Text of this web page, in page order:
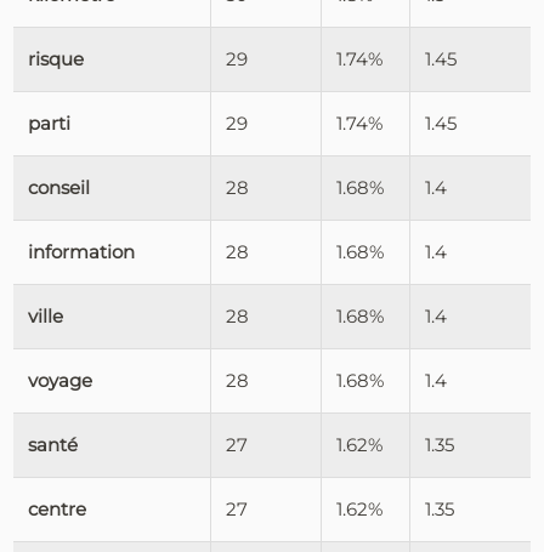
risque 29 1.74% 1.45
parti 29 1.74% 1.45
conseil 28 1.68% 1.4
information 28 1.68% 1.4
ville 28 1.68% 1.4
voyage 28 1.68% 1.4
santé 27 1.62% 1.35
centre 27 1.62% 1.35